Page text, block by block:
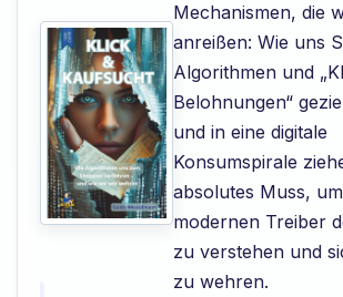
Mechanismen, die
anreißen: Wie uns
Algorithmen und
Belohnungen“
und in eine digitale
Konsumspirale
absolutes Muss,
modernen Treiber
zu verstehen und
zu wehren.